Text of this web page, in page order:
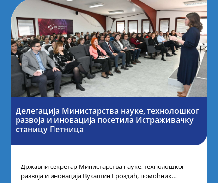
Делегација Министарства науке, технолошког
развоја и иновација посетила Истраживачку
станицу Петница
Државни секретар Министарства науке, технолошког
развоја и иновација Вукашин Гроздић, помоћник